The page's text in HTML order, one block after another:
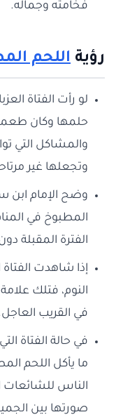
فخامته وجماله.
رؤية اللحم
لو رأت الفتاة
حلمها وكان
والمشاكل التي
وتجعلها غير
وضح الإمام ابن
المطبوخ في المنام
الفترة المقبلة
إذا شاهدت الفتاة
النوم، فتلك
في القريب
في حالة الفتاة
ما يأكل اللحم
الناس للشائعات
صورتها بين